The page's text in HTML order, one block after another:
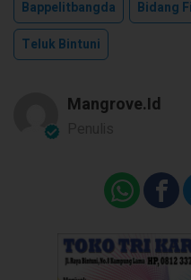
Bappelitbangda Bidang
Teluk Bintuni
Mangrove.id